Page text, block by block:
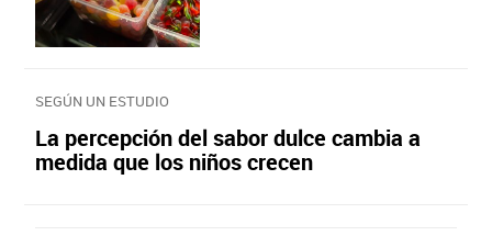
SEGÚN UN ESTUDIO
La percepción del sabor dulce cambia a
medida que los niños crecen